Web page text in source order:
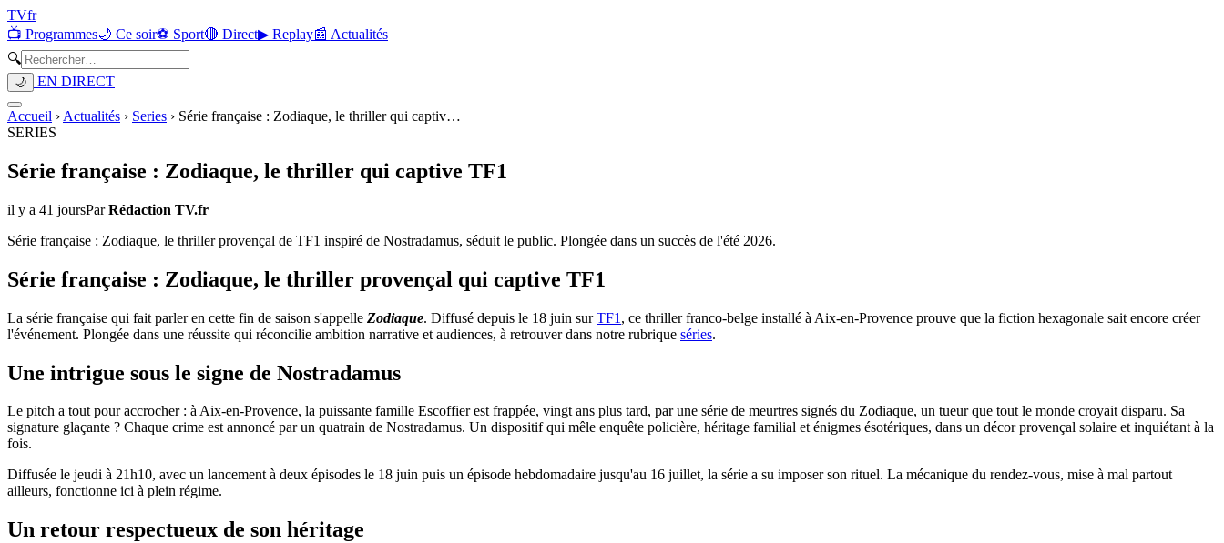
TVfr
📺 Programmes🌙 Ce soir⚽ Sport🔴 Direct▶ Replay📰 Actualités
🔍
🌙 EN DIRECT
Accueil › Actualités › Series › Série française : Zodiaque, le thriller qui captiv…
SERIES
Série française : Zodiaque, le thriller qui captive TF1
il y a 41 joursParRédaction TV.fr
Série française : Zodiaque, le thriller provençal de TF1 inspiré de Nostradamus, séduit le public. Plongée dans un succès de l'été 2026.
Série française : Zodiaque, le thriller provençal qui captive TF1
La série française qui fait parler en cette fin de saison s'appelle Zodiaque. Diffusé depuis le 18 juin surTF1 , ce thriller franco-belge installé à Aix-en-Provence prouve que la fiction hexagonale sait encore créer
l'événement. Plongée dans une réussite qui réconcilie ambition narrative et audiences, à retrouver dans notre rubrique séries.
Une intrigue sous le signe de Nostradamus
Le pitch a tout pour accrocher : à Aix-en-Provence, la puissante famille Escoffier est frappée, vingt ans plus tard, par une série de meurtres signés du Zodiaque, un tueur que tout le monde croyait disparu. Sa
signature glaçante ? Chaque crime est annoncé par un quatrain de Nostradamus. Un dispositif qui mêle enquête policière, héritage familial et énigmes ésotériques, dans un décor provençal solaire et inquiétant à la
fois.
Diffusée le jeudi à 21h10, avec un lancement à deux épisodes le 18 juin puis un épisode hebdomadaire jusqu'au 16 juillet, la série a su imposer son rituel. La mécanique du rendez-vous, mise à mal partout
ailleurs, fonctionne ici à plein régime.
Un retour respectueux de son héritage